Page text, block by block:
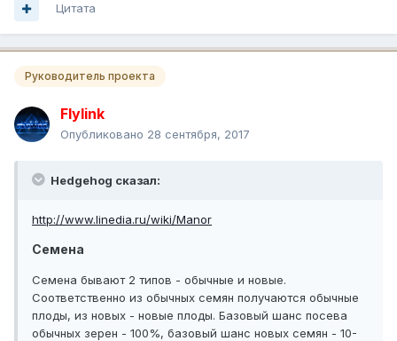
Цитата
Руководитель проекта
Flylink
Опубликовано 28 сентября, 2017
Hedgehog сказал:
http://www.linedia.ru/wiki/Manor
Семена
Семена бывают 2 типов - обычные и новые.
Соответственно из обычных семян получаются обычные
плоды, из новых - новые плоды. Базовый шанс посева
обычных зерен - 100%, базовый шанс новых семян - 10-